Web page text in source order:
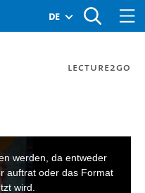
de
Lecture2Go
werden, da entweder
auftrat oder das Format
wird.